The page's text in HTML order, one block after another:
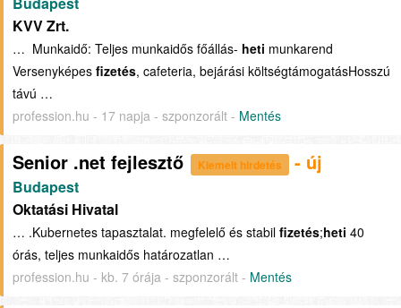
KVV Zrt.
… Munkaidő: Teljes munkaidős főállás- heti munkarend
Versenyképes fizetés, cafeteria, bejárási költségtámogatásHosszú
távú …
profession.hu - 17 napja - szponzorált - Mentés
Senior .net fejlesztő Kiemelt hirdetés - új
Budapest
Oktatási Hivatal
… .Kubernetes tapasztalat. megfelelő és stabil fizetés;heti 40
órás, teljes munkaidős határozatlan …
profession.hu - kb. 7 órája - szponzorált - Mentés